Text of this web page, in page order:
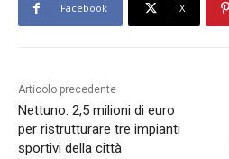
Facebook X
Articolo precedente
Nettuno. 2,5 milioni di euro
per ristrutturare tre impianti
sportivi della città